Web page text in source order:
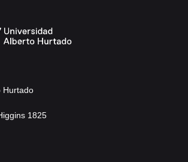
Hurtado
1825